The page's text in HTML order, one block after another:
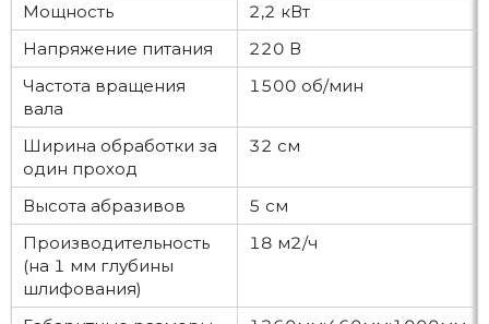
Мощность
2,2 кВт
Напряжение питания
220 В
Частота вращения
вала
1500 об/мин
Ширина обработки за
один проход
32 см
Высота абразивов
5 см
Производительность
(на 1 мм глубины
шлифования)
18 м2/ч